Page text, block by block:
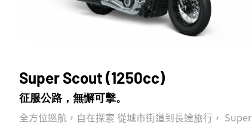
Super Scout (1250cc)
征服公路，無懈可擊。
全方位巡航，自在探索 從城市街道到長途旅行， Super